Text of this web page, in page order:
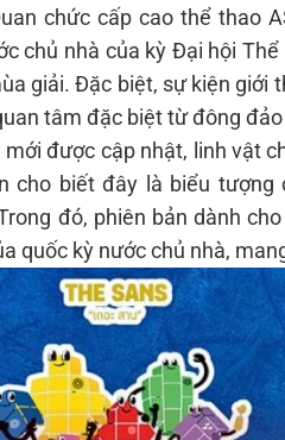
chức cấp cao thể thao
chủ nhà của kỳ Đại hội
giải. Đặc biệt, sự kiện giới
tâm đặc biệt từ đông
được cập nhật, linh vật
cho biết đây là biểu tượng
đó, phiên bản dành
quốc kỳ nước chủ nhà,